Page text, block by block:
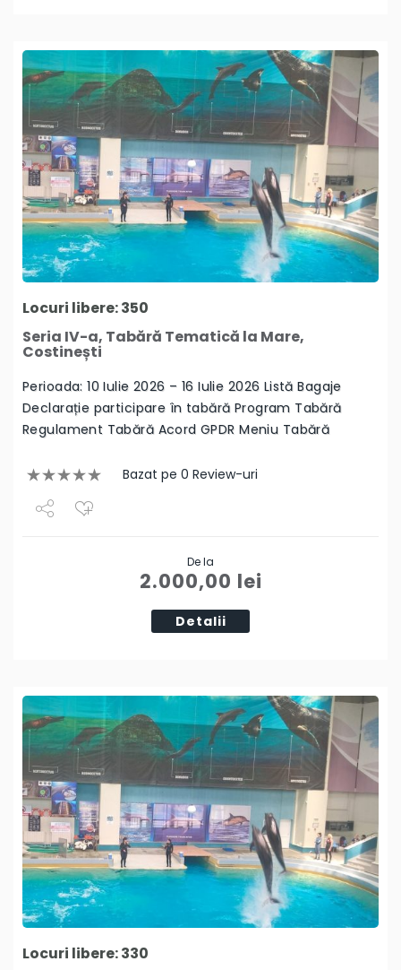
Locuri libere: 350
Seria IV-a, Tabără Tematică la Mare,
Costinești
Perioada: 10 Iulie 2026 – 16 Iulie 2026 Listă Bagaje
Declarație participare în tabără Program Tabără
Regulament Tabără Acord GPDR Meniu Tabără
Bazat pe 0 Review-uri
De la
2.000,00 lei
Detalii
Locuri libere: 330